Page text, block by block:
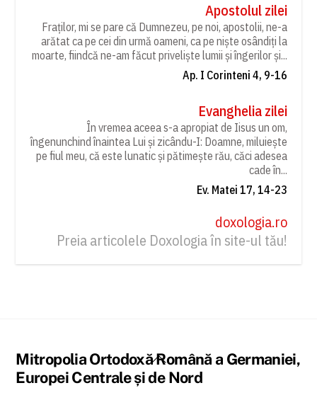
Apostolul zilei
Fraților, mi se pare că Dumnezeu, pe noi, apostolii, ne-a
arătat ca pe cei din urmă oameni, ca pe niște osândiți la
moarte, fiindcă ne-am făcut priveliște lumii și îngerilor și...
Ap. I Corinteni 4, 9-16
Evanghelia zilei
În vremea aceea s-a apropiat de Iisus un om,
îngenunchind înaintea Lui și zicându-I: Doamne, miluiește
pe fiul meu, că este lunatic și pătimește rău, căci adesea
cade în...
Ev. Matei 17, 14-23
doxologia.ro
Preia articolele Doxologia în site-ul tău!
Back
To
Mitropolia Ortodoxă Română a Germaniei,
Europei Centrale și de Nord